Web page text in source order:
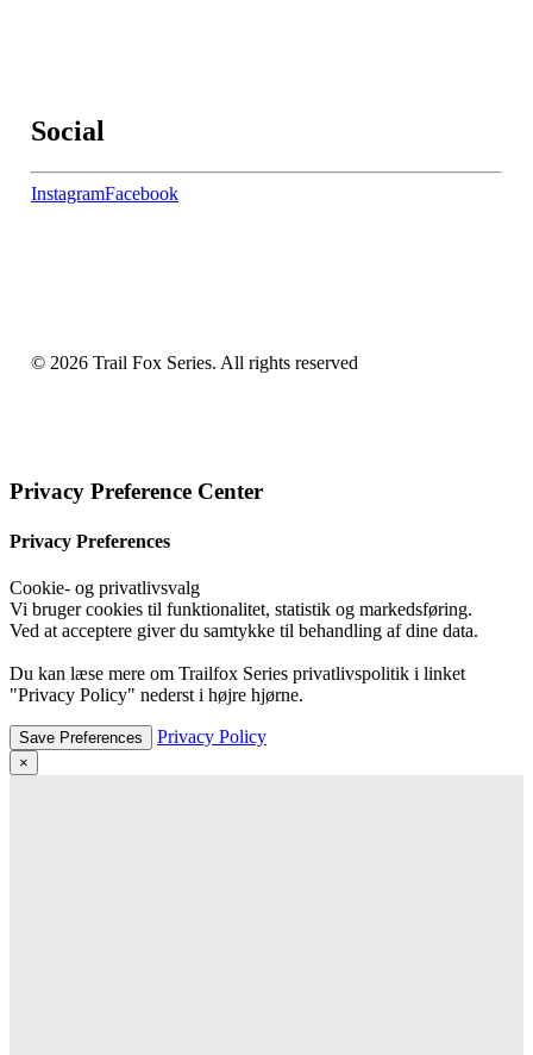
Social
InstagramFacebook
© 2026 Trail Fox Series. All rights reserved
Privacy Preference Center
Privacy Preferences
Cookie- og privatlivsvalg
Vi bruger cookies til funktionalitet, statistik og markedsføring.
Ved at acceptere giver du samtykke til behandling af dine data.
Du kan læse mere om Trailfox Series privatlivspolitik i linket
"Privacy Policy" nederst i højre hjørne.
Privacy Policy
×